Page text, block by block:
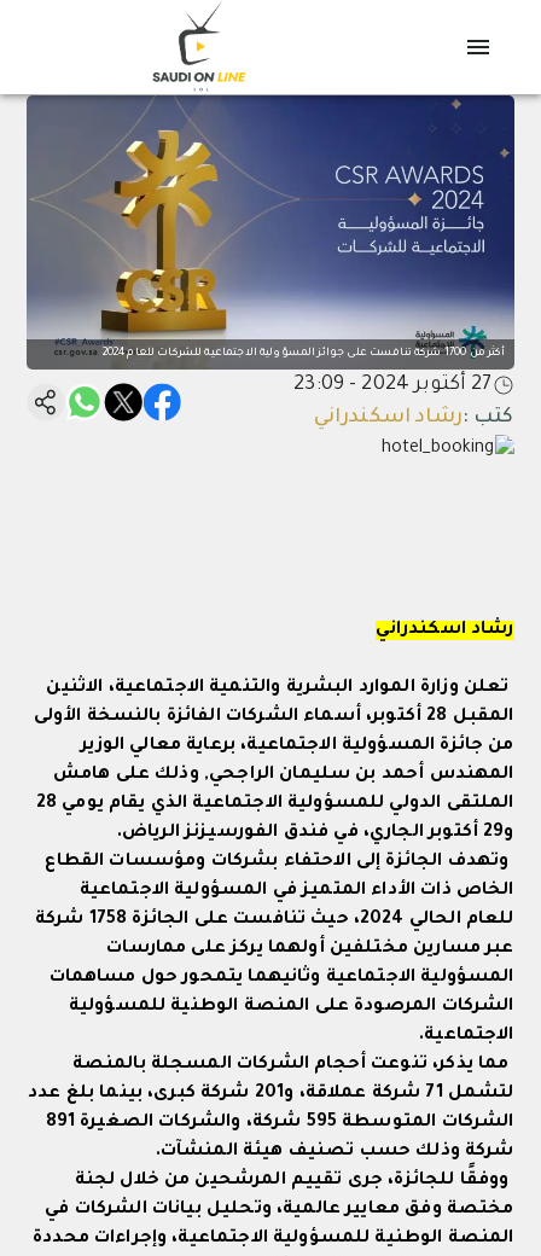
أكثر من 1700 شركة تنافست على جوائز المسؤولية الاجتماعية للشركات للعام 2024
27 أكتوبر 2024 - 23:09
كتب :رشاد اسكندراني
رشاد اسكندراني
تعلن وزارة الموارد البشرية والتنمية الاجتماعية، الاثنين
المقبل 28 أكتوبر، أسماء الشركات الفائزة بالنسخة الأولى
من جائزة المسؤولية الاجتماعية، برعاية معالي الوزير
المهندس أحمد بن سليمان الراجحي, وذلك على هامش
الملتقى الدولي للمسؤولية الاجتماعية الذي يقام يومي 28
و29 أكتوبر الجاري، في فندق الفورسيزنز الرياض.
وتهدف الجائزة إلى الاحتفاء بشركات ومؤسسات القطاع
الخاص ذات الأداء المتميز في المسؤولية الاجتماعية
للعام الحالي 2024، حيث تنافست على الجائزة 1758 شركة
عبر مسارين مختلفين أولهما يركز على ممارسات
المسؤولية الاجتماعية وثانيهما يتمحور حول مساهمات
الشركات المرصودة على المنصة الوطنية للمسؤولية
الاجتماعية.
مما يذكر، تنوعت أحجام الشركات المسجلة بالمنصة
لتشمل 71 شركة عملاقة، و201 شركة كبرى، بينما بلغ عدد
الشركات المتوسطة 595 شركة، والشركات الصغيرة 891
شركة وذلك حسب تصنيف هيئة المنشآت.
ووفقًا للجائزة، جرى تقييم المرشحين من خلال لجنة
مختصة وفق معايير عالمية، وتحليل بيانات الشركات في
المنصة الوطنية للمسؤولية الاجتماعية، وإجراءات محددة